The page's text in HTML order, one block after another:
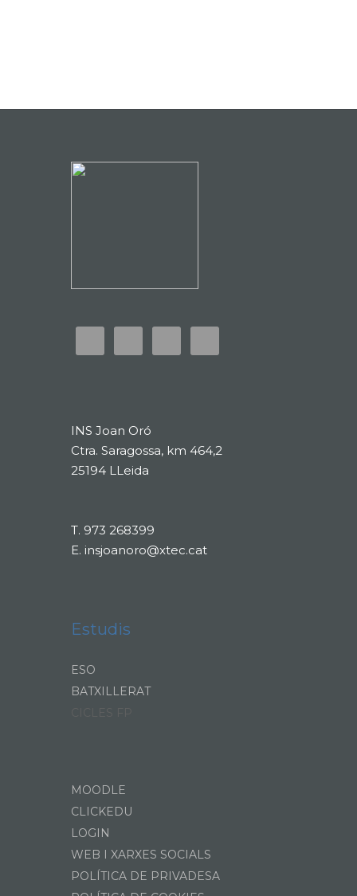
INS Joan Oró
Ctra. Saragossa, km 464,2
25194 LLeida
T. 973 268399
E. insjoanoro@xtec.cat
Estudis
ESO
BATXILLERAT
MOODLE
CLICKEDU
LOGIN
WEB I XARXES SOCIALS
POLÍTICA DE PRIVADESA